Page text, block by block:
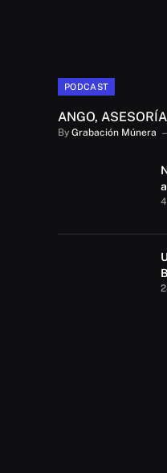
PODCAST
ANGO,
By Grabación Múnera